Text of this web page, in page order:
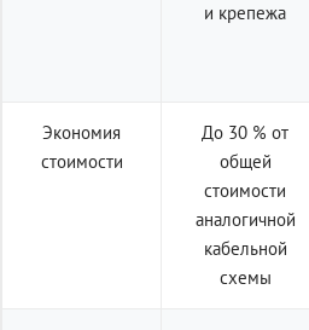
и крепежа
Экономия
стоимости
До 30 % от
общей
стоимости
аналогичной
кабельной
схемы